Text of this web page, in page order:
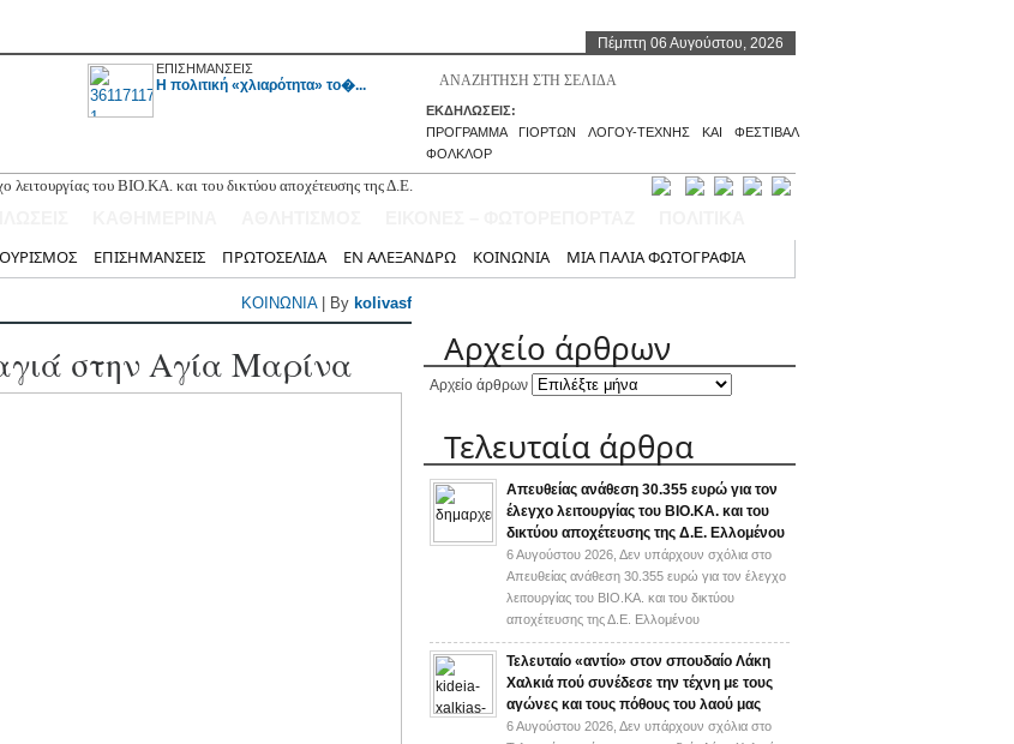
Πέμπτη 06 Αυγούστου, 2026
ΕΠΙΣΗΜΑΝΣΕΙΣ
H πολιτική «χλιαρότητα» το�...
ΕΚΔΗΛΩΣΕΙΣ:
ΠΡΟΓΡΑΜΜΑ ΓΙΟΡΤΩΝ ΛΟΓΟΥ-ΤΕΧΝΗΣ ΚΑΙ ΦΕΣΤΙΒΑΛ
ΦΟΛΚΛΟΡ
λειτουργίας του ΒΙΟ.ΚΑ. και του δικτύου αποχέτευσης της Δ.Ε.
πενταετίας πολλά βασικά αγαθά!
εκδήλωση «Το Μεσολόγγι τιμά το νησί Κάλαμος»
ΕΠΙΣΗΜΑΝΣΕΙΣ ΠΡΩΤΟΣΕΛΙΔΑ ΕΝ ΑΛΕΞΑΝΔΡΩ ΚΟΙΝΩΝΙΑ ΜΙΑ ΠΑΛΙΑ ΦΩΤΟΓΡΑΦΙΑ
ΚΟΙΝΩΝΙΑ| By kolivasf
στην Αγία Μαρίνα Αρχείο άρθρων
Αρχείο άρθρων
Τελευταία άρθρα
Απευθείας ανάθεση 30.355 ευρώ για τον
έλεγχο λειτουργίας του ΒΙΟ.ΚΑ. και του
δικτύου αποχέτευσης της Δ.Ε. Ελλομένου
6 Αυγούστου 2026, Δεν υπάρχουν σχόλια στο
Απευθείας ανάθεση 30.355 ευρώ για τον έλεγχο
λειτουργίας του ΒΙΟ.ΚΑ. και του δικτύου
αποχέτευσης της Δ.Ε. Ελλομένου
Τελευταίο «αντίο» στον σπουδαίο Λάκη
Χαλκιά πού συνέδεσε την τέχνη με τους
αγώνες και τους πόθους του λαού μας
6 Αυγούστου 2026, Δεν υπάρχουν σχόλια στο